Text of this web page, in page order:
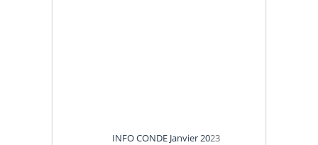
INFO CONDE Janvier 2023